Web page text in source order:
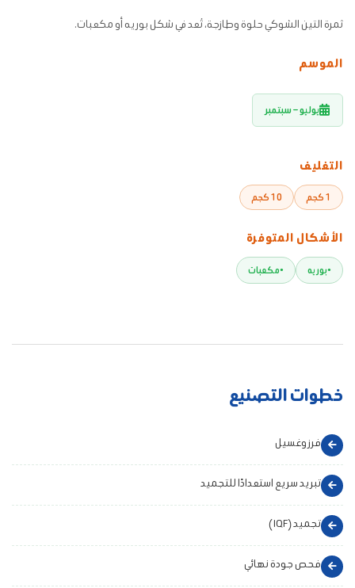
ثمرة التين الشوكي حلوة وطازجة، تُعد في شكل بوريه أو مكعبات.
الموسم
يوليو – سبتمبر
التغليف
1 كجم 10 كجم
الأشكال المتوفرة
بوريه مكعبات
خطوات التصنيع
فرز وغسيل
تبريد سريع استعدادًا للتجميد
تجميد (IQF)
فحص جودة نهائي